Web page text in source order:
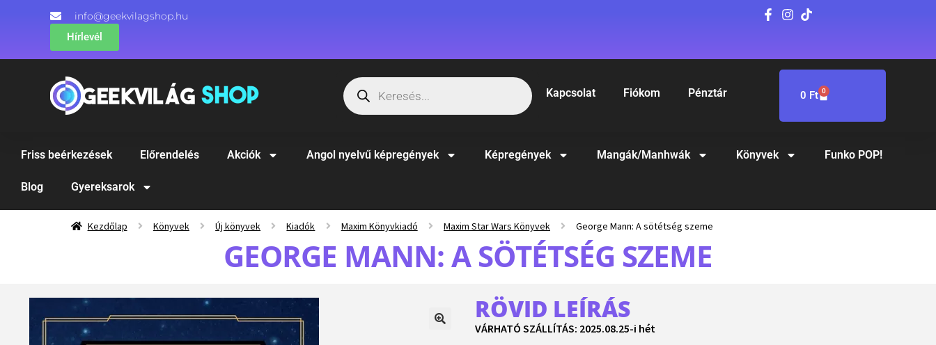
info@geekvilagshop.hu
Hírlevél
Kapcsolat Fiókom Pénztár 0 Ft 0
Friss beérkezések Előrendelés Akciók Angol nyelvű képregények Képregények Mangák/Manhwák Könyvek Funko POP!
Blog Gyereksarok
Kezdőlap Könyvek Új könyvek Kiadók Maxim Könyvkiadó Maxim Star Wars Könyvek George Mann: A sötétség szeme
GEORGE MANN: A SÖTÉTSÉG SZEME
RÖVID LEÍRÁS
VÁRHATÓ SZÁLLÍTÁS: 2025.08.25-i hét